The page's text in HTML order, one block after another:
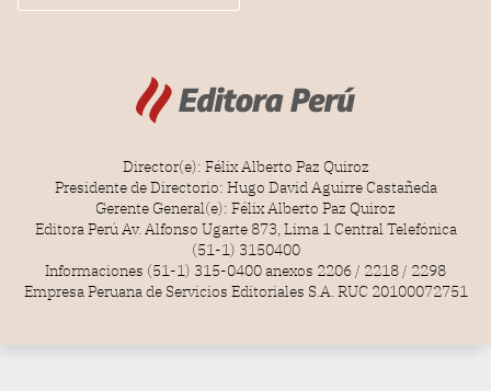
Director(e): Félix Alberto Paz Quiroz
Presidente de Directorio: Hugo David Aguirre Castañeda
Gerente General(e): Félix Alberto Paz Quiroz
Editora Perú Av. Alfonso Ugarte 873, Lima 1 Central Telefónica
(51-1) 3150400
Informaciones (51-1) 315-0400 anexos 2206 / 2218 / 2298
Empresa Peruana de Servicios Editoriales S.A. RUC 20100072751